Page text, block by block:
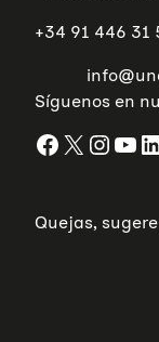
+34 91 446 31
Síguenos en
Facebook X InstagramYouTube LinkedIn
Quejas,